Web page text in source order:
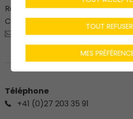
Route du Stade 76
CH-
1912Leytron
charpente@deneriaz.com
Téléphone
+41 (0)27 203 35 91
TOUT REFUSER
MES